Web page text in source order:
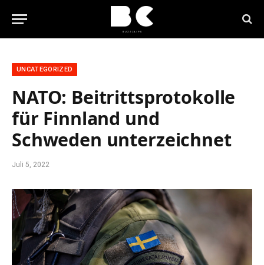
UNCATEGORIZED
NATO: Beitrittsprotokolle
für Finnland und
Schweden unterzeichnet
Juli 5, 2022